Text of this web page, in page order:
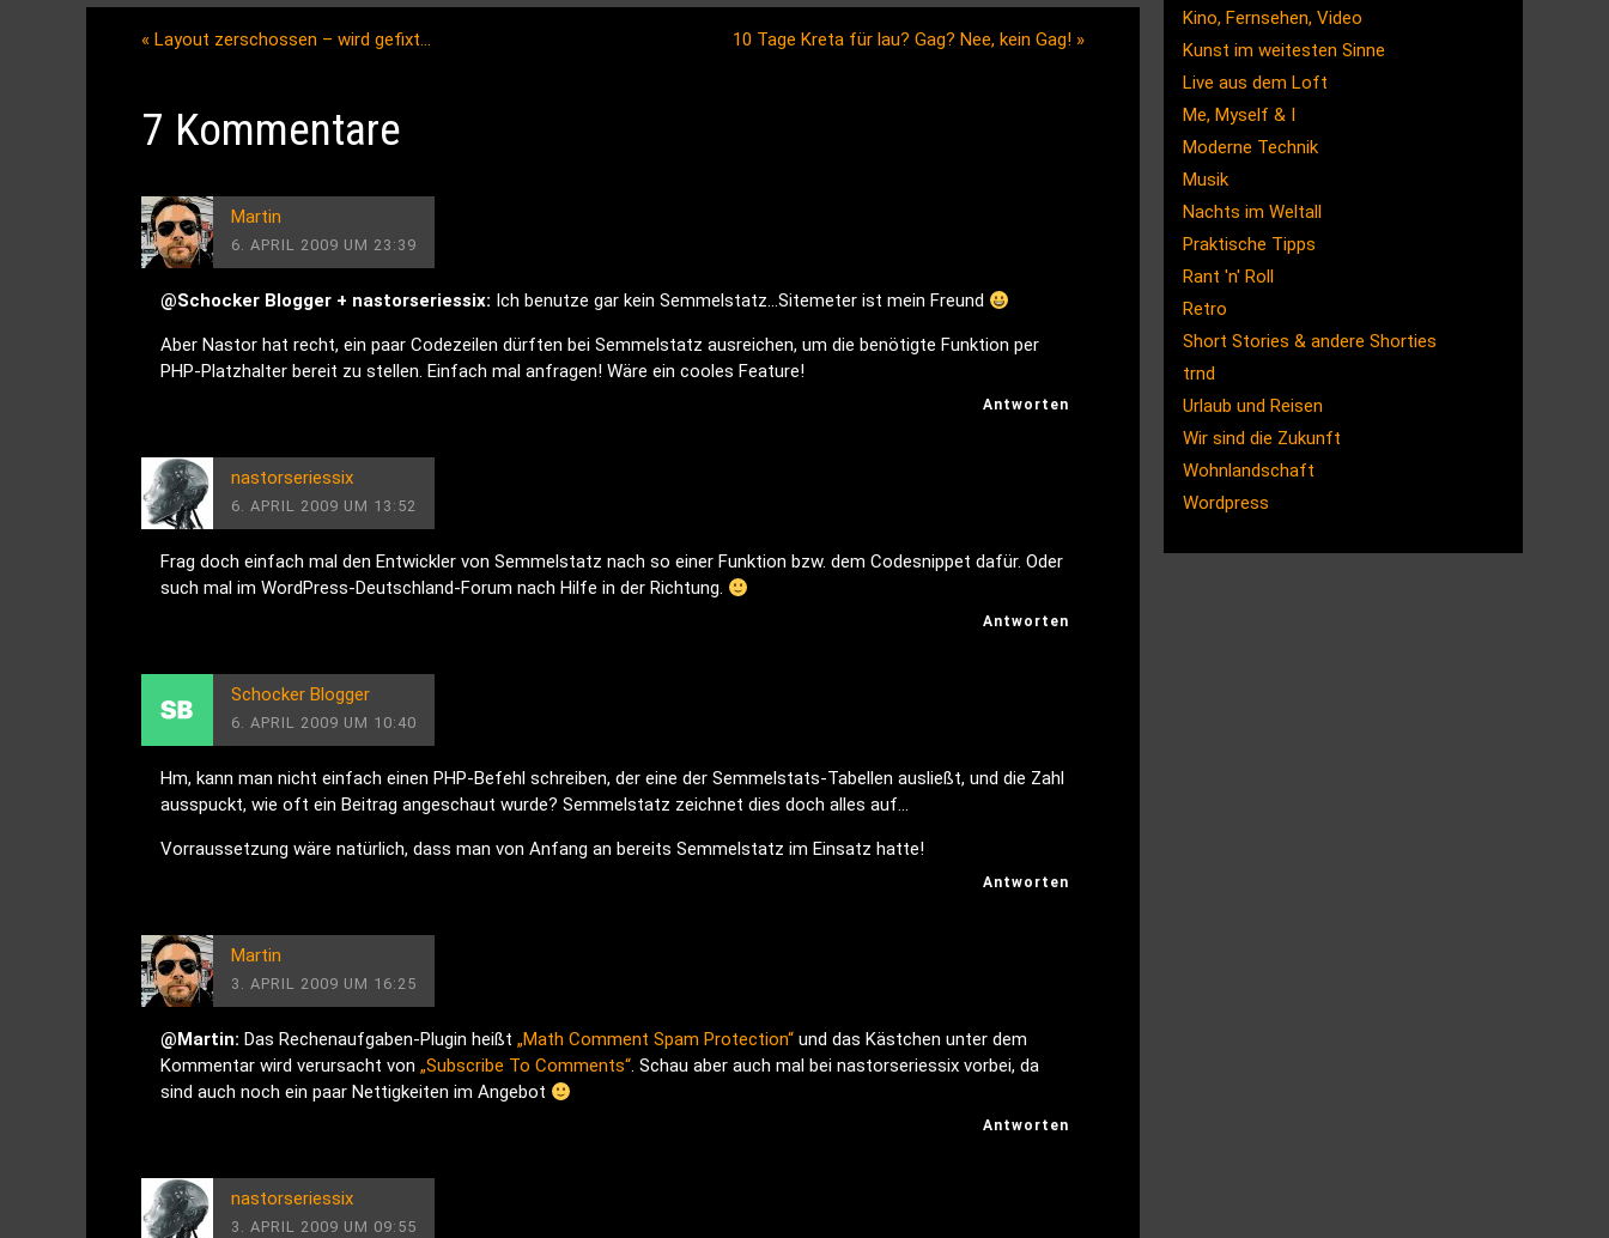
« Layout zerschossen – wird gefixt… 10 Tage Kreta für lau? Gag? Nee, kein Gag! »
7 Kommentare
Martin
6. APRIL 2009 UM 23:39
@Schocker Blogger + nastorseriessix: Ich benutze gar kein Semmelstatz…Sitemeter ist mein Freund
Aber Nastor hat recht, ein paar Codezeilen dürften bei Semmelstatz ausreichen, um die benötigte Funktion per
PHP-Platzhalter bereit zu stellen. Einfach mal anfragen! Wäre ein cooles Feature!
Antworten
nastorseriessix
6. APRIL 2009 UM 13:52
Frag doch einfach mal den Entwickler von Semmelstatz nach so einer Funktion bzw. dem Codesnippet dafür. Oder
such mal im WordPress-Deutschland-Forum nach Hilfe in der Richtung.
Antworten
Schocker Blogger
6. APRIL 2009 UM 10:40
Hm, kann man nicht einfach einen PHP-Befehl schreiben, der eine der Semmelstats-Tabellen ausließt, und die Zahl
ausspuckt, wie oft ein Beitrag angeschaut wurde? Semmelstatz zeichnet dies doch alles auf…
Vorraussetzung wäre natürlich, dass man von Anfang an bereits Semmelstatz im Einsatz hatte!
Antworten
Martin
3. APRIL 2009 UM 16:25
@Martin: Das Rechenaufgaben-Plugin heißt „Math Comment Spam Protection“ und das Kästchen unter dem
Kommentar wird verursacht von „Subscribe To Comments“. Schau aber auch mal bei nastorseriessix vorbei, da
sind auch noch ein paar Nettigkeiten im Angebot
Antworten
nastorseriessix
3. APRIL 2009 UM 09:55
Kino, Fernsehen, Video
Kunst im weitesten Sinne
Live aus dem Loft
Me, Myself & I
Moderne Technik
Musik
Nachts im Weltall
Praktische Tipps
Rant 'n' Roll
Retro
Short Stories & andere Shorties
trnd
Urlaub und Reisen
Wir sind die Zukunft
Wohnlandschaft
Wordpress